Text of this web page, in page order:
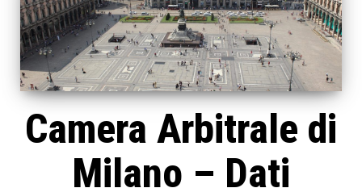
Camera Arbitrale di
Milano – Dati